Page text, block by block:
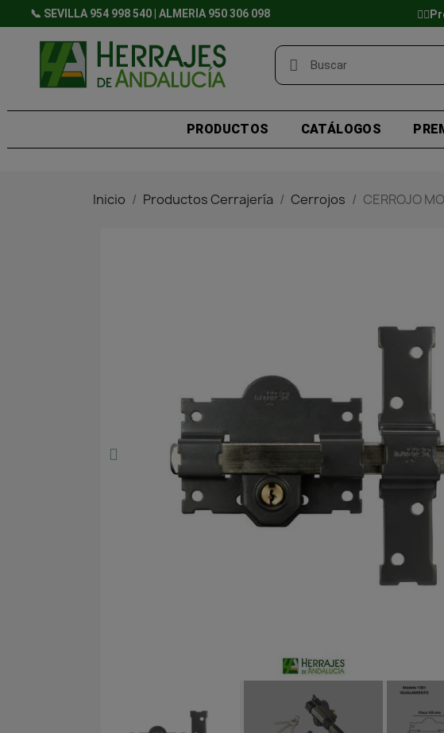
📞 SEVILLA 954 998 540 | ALMERÍA 950 306 098
PRODUCTOS CATÁLOGOS
Inicio Productos Cerrajería Cerrojos CERROJO